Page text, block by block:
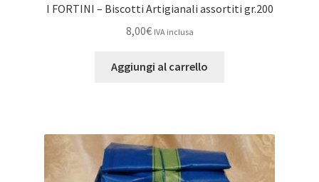
I FORTINI – Biscotti Artigianali assortiti gr.200
8,00€ IVA inclusa
Aggiungi al carrello